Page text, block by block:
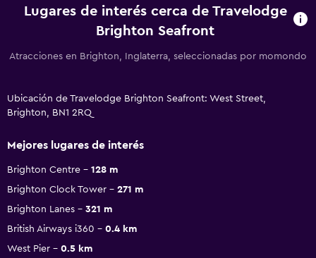
Lugares de interés cerca de Travelodge
Brighton Seafront
Atracciones en Brighton, Inglaterra, seleccionadas por momondo
Ubicación de Travelodge Brighton Seafront: West Street,
Brighton, BN1 2RQ
Mejores lugares de interés
Brighton Centre
128 m
Brighton Clock Tower
271 m
Brighton Lanes
321 m
British Airways i360
0.4 km
West Pier
0.5 km